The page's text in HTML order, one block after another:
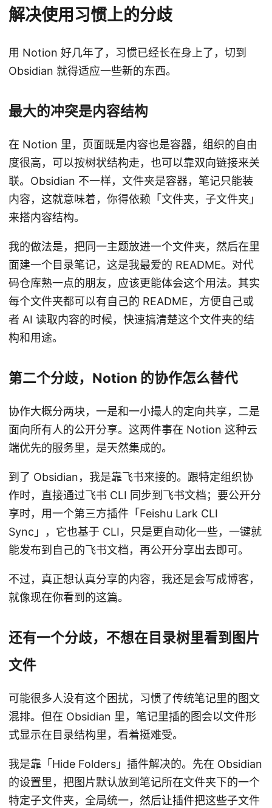
解决使用习惯上的分歧
用 Notion 好几年了，习惯已经长在身上了，切到
Obsidian 就得适应一些新的东西。
最大的冲突是内容结构
在 Notion 里，页面既是内容也是容器，组织的自由
度很高，可以按树状结构走，也可以靠双向链接来关
联。Obsidian 不一样，文件夹是容器，笔记只能装
内容，这就意味着，你得依赖「文件夹，子文件夹」
来搭内容结构。
我的做法是，把同一主题放进一个文件夹，然后在里
面建一个目录笔记，这是我最爱的 README。对代
码仓库熟一点的朋友，应该更能体会这个用法。其实
每个文件夹都可以有自己的 README，方便自己或
者 AI 读取内容的时候，快速搞清楚这个文件夹的结
构和用途。
第二个分歧，Notion 的协作怎么替代
协作大概分两块，一是和一小撮人的定向共享，二是
面向所有人的公开分享。这两件事在 Notion 这种云
端优先的服务里，是天然集成的。
到了 Obsidian，我是靠飞书来接的。跟特定组织协
作时，直接通过飞书 CLI 同步到飞书文档；要公开分
享时，用一个第三方插件「Feishu Lark CLI
Sync」，它也基于 CLI，只是更自动化一些，一键就
能发布到自己的飞书文档，再公开分享出去即可。
不过，真正想认真分享的内容，我还是会写成博客，
就像现在你看到的这篇。
还有一个分歧，不想在目录树里看到图片
文件
可能很多人没有这个困扰，习惯了传统笔记里的图文
混排。但在 Obsidian 里，笔记里插的图会以文件形
式显示在目录结构里，看着挺难受。
我是靠「Hide Folders」插件解决的。先在 Obsidian
的设置里，把图片默认放到笔记所在文件夹下的一个
特定子文件夹，全局统一，然后让插件把这些子文件